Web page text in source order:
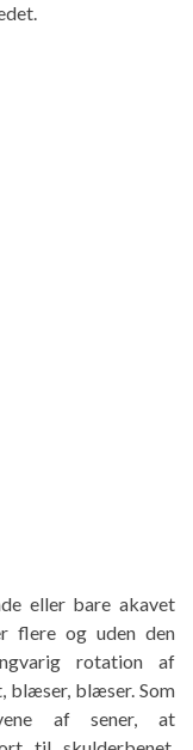
eller bare akavet
flere og uden den
rotation af
blæser, blæser. Som
af sener, at